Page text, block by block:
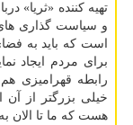
تهیه كننده «ثریا»
و سیاست گذاری
است كه باید به
برای مردم ایجاد
رابطه قهرامیزی هم
خیلی بزرگتر از
هست كه ما تا الان